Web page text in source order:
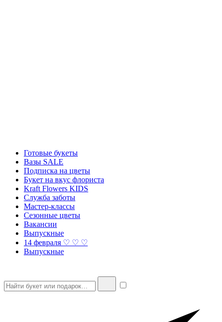
Готовые букеты
Вазы SALE
Подписка на цветы
Букет на вкус флориста
Kraft Flowers KIDS
Служба заботы
Мастер-классы
Сезонные цветы
Вакансии
Выпускные
14 февраля ♡ ♡ ♡
Выпускные